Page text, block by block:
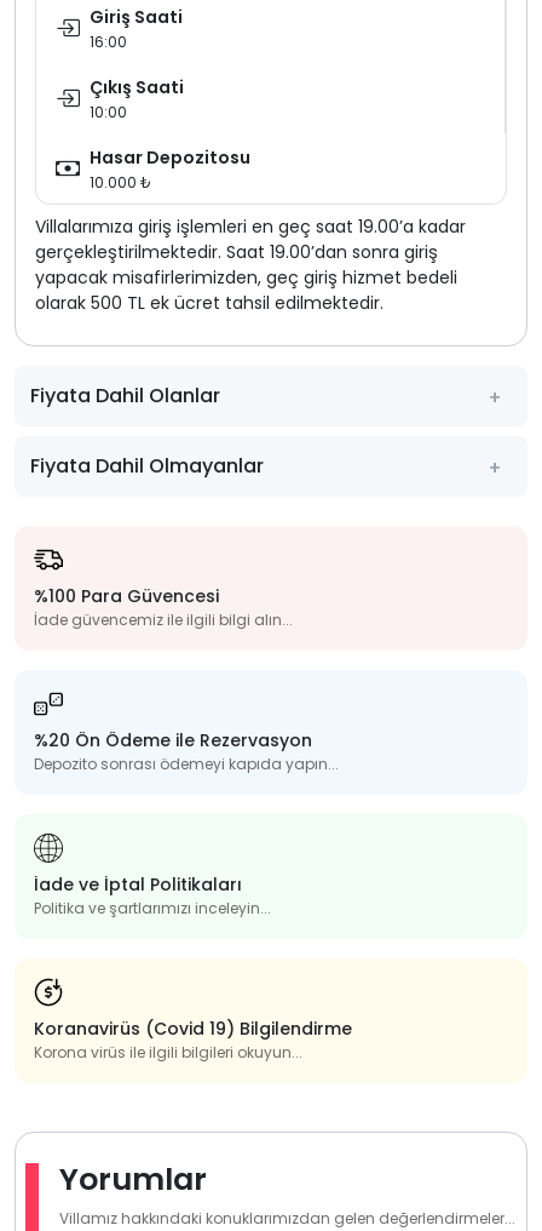
Giriş Saati
16:00
Çıkış Saati
10:00
Hasar Depozitosu
10.000 ₺
Villalarımıza giriş işlemleri en geç saat 19.00’a kadar
gerçekleştirilmektedir. Saat 19.00’dan sonra giriş
yapacak misafirlerimizden, geç giriş hizmet bedeli
olarak 500 TL ek ücret tahsil edilmektedir.
Fiyata Dahil Olanlar
Fiyata Dahil Olmayanlar
%100 Para Güvencesi
İade güvencemiz ile ilgili bilgi alın...
%20 Ön Ödeme ile Rezervasyon
Depozito sonrası ödemeyi kapıda yapın...
İade ve İptal Politikaları
Politika ve şartlarımızı inceleyin...
Koranavirüs (Covid 19) Bilgilendirme
Korona virüs ile ilgili bilgileri okuyun...
Yorumlar
Villamız hakkındaki konuklarımızdan gelen değerlendirmeler...